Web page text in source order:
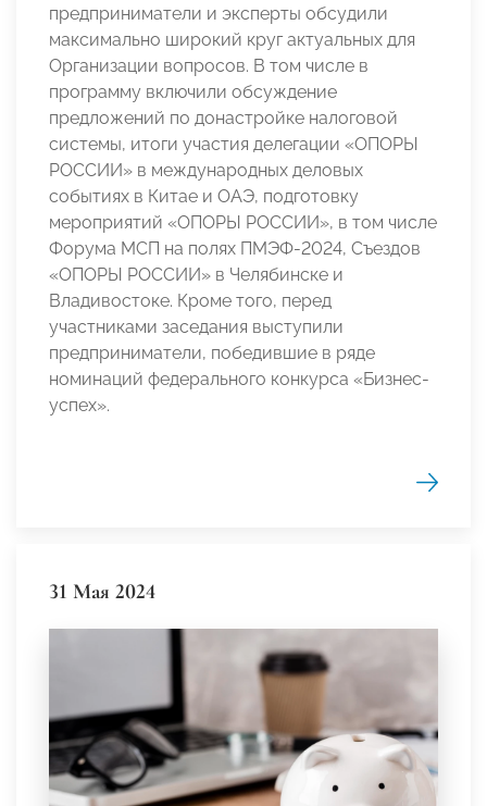
предприниматели и эксперты обсудили
максимально широкий круг актуальных для
Организации вопросов. В том числе в
программу включили обсуждение
предложений по донастройке налоговой
системы, итоги участия делегации «ОПОРЫ
РОССИИ» в международных деловых
событиях в Китае и ОАЭ, подготовку
мероприятий «ОПОРЫ РОССИИ», в том числе
Форума МСП на полях ПМЭФ-2024, Съездов
«ОПОРЫ РОССИИ» в Челябинске и
Владивостоке. Кроме того, перед
участниками заседания выступили
предприниматели, победившие в ряде
номинаций федерального конкурса «Бизнес-
успех».
31 Мая 2024